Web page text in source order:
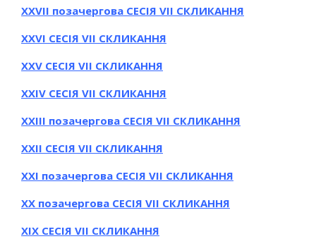
ХXVII позачергова СЕСІЯ VII СКЛИКАННЯ
ХXVI СЕСІЯ VII СКЛИКАННЯ
ХXV СЕСІЯ VII СКЛИКАННЯ
ХXІV СЕСІЯ VII СКЛИКАННЯ
ХXІІІ позачергова СЕСІЯ VII СКЛИКАННЯ
ХXІІ СЕСІЯ VII СКЛИКАННЯ
ХXІ позачергова СЕСІЯ VII СКЛИКАННЯ
ХX позачергова СЕСІЯ VII СКЛИКАННЯ
ХІX СЕСІЯ VII СКЛИКАННЯ